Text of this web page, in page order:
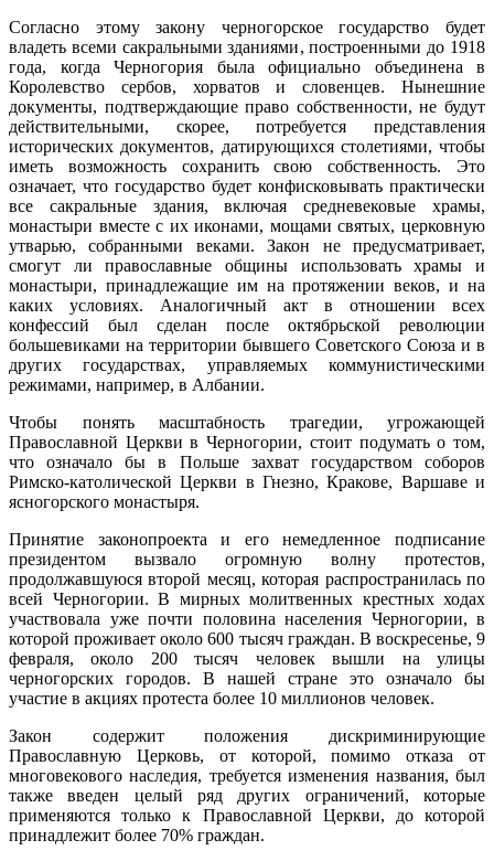
Согласно этому закону черногорское государство будет
владеть всеми сакральными зданиями, построенными до 1918
года, когда Черногория была официально объединена в
Королевство сербов, хорватов и словенцев. Нынешние
документы, подтверждающие право собственности, не будут
действительными, скорее, потребуется представления
исторических документов, датирующихся столетиями, чтобы
иметь возможность сохранить свою собственность. Это
означает, что государство будет конфисковывать практически
все сакральные здания, включая средневековые храмы,
монастыри вместе с их иконами, мощaми святых, церковнyю
утварью, собранными веками. Закон не предусматривает,
смогут ли православные общины использовать храмы и
монастыри, принадлежащие им на протяжении веков, и на
каких условиях. Аналогичный акт в отношении всех
конфессий был сделан после oктябрьской революции
большевиками на территории бывшего Советского Союза и в
других государствах, управляемых коммунистическими
режимами, например, в Албании.
Чтобы понять масштабность трагедии, угрожающей
Православной Церкви в Черногории, стоит подумать о том,
что означало бы в Польше захват государствoм соборов
Pимско-католической Церкви в Гнезно, Кракове, Варшаве и
ясногорского монастыря.
Принятие законопроекта и его немедленное подписание
президентом вызвало огромную волну протестов,
продолжавшуюся второй месяц, которая распространилась по
всей Черногории. В мирных молитвенных крестных ходах
участвовалa уже почти половина населения Черногории, в
которой проживаeт около 600 тысяч граждан. В воскресенье, 9
февраля, около 200 тысяч человек вышли на улицы
черногорских городов. В нашей стране это означало бы
участие в акциях протеста более 10 миллионов человек.
Закон содержит положения дискриминирующие
Православную Церковь, от которой, помимо отказа от
многовекового наследия, требуетcя изменения названия, был
также введен целый ряд других ограничений, которые
применяются только к Православной Церкви, дo которой
принадлежит более 70% граждан.